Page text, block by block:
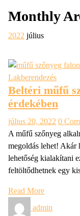
Monthly
2022 július
Lakberendezés
Beltéri műfű
érdekében
július 20, 2022 0
A műfű szőnyeg
megoldás lehet! Akár
lehetőség kialakítani
feltöltődhetnek egy
Read More
admin